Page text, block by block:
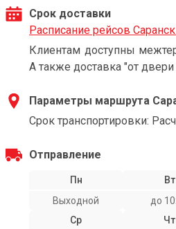
Срок доставки
Расписание рейсов
Клиентам доступны
А также доставка "от
Параметры маршрута
Срок транспортировки:
Отправление
Пн
Выходной
Вт
до
Ср
Чт